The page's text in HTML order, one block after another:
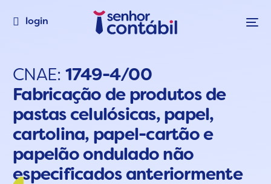
login
CNAE: 1749-4/00
Fabricação de produtos de
pastas celulósicas, papel,
cartolina, papel-cartão e
papelão ondulado não
especificados anteriormente